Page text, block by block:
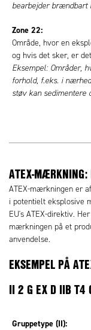
bearbejder brændbart
Zone 22:
Område, hvor en
og hvis det sker, er
Eksempel: Områder,
forhold, f.eks. i
støv kan sedimentere
ATEX-MÆRKNING:
ATEX-mærkningen er
i potentielt eksplosive
EU's ATEX-direktiv.
mærkningen på et
anvendelse.
EKSEMPEL PÅ
II 2 G EX D IIB T4
Gruppetype (II):